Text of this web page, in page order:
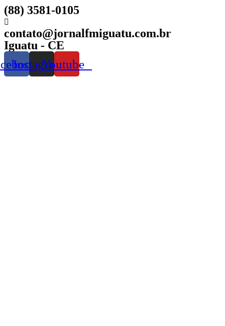
(88) 3581-0105
contato@jornalfmiguatu.com.br
Iguatu - CE
InstagramYoutube